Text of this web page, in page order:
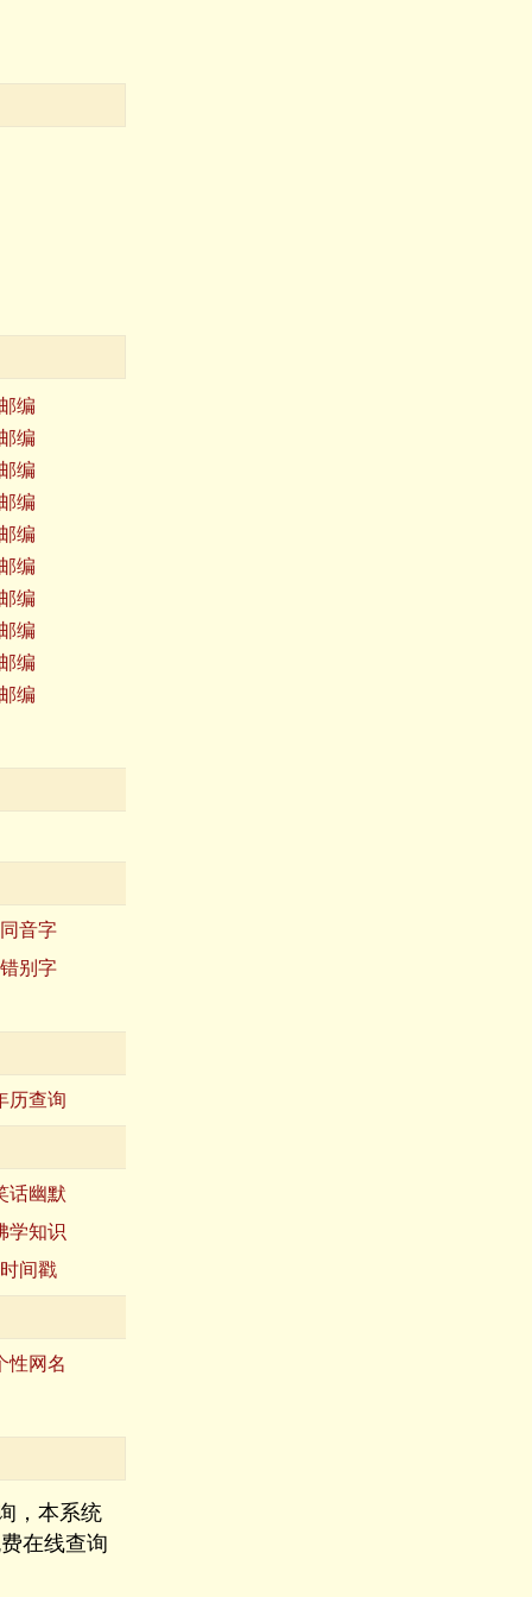
编
编
编
编
编
编
编
编
编
编
同音字
错别字
历查询
话幽默
学知识
时间戳
性网名
，本系统
在线查询